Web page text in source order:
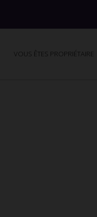
VOUS ÊTES PROPRIÉTAIRE